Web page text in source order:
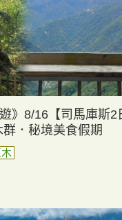
》8/16【司馬庫斯2
．秘境美食假期